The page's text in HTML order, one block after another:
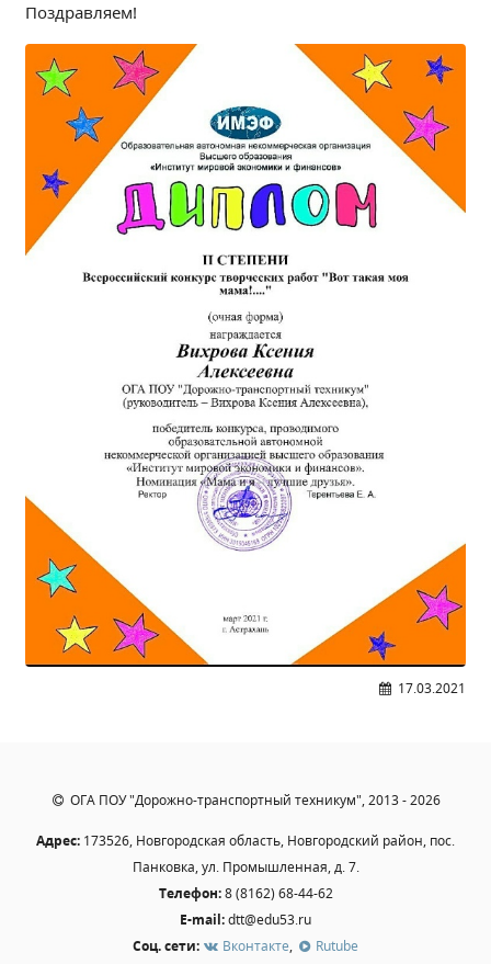
Профориентация
Обращения онлайн
Контакты
Региональный центр по профилактике ДДТТ
Учебно-производственный комплекс
Центр карьеры
Противодействие коррупции
Всероссийское чемпионатное движение
Региональная инновационная площадка
СВЕДЕНИЯ ОБ ОБРАЗОВАТЕЛЬНОЙ ОРГАНИЗАЦИИ
Основные сведения
Структура и органы управления образовательной
организацией
Документы
Образование
Образовательные стандарты и требования
Руководство
Педагогический состав
Материально-техническое обеспечение и
оснащенность образовательного процесса.
Доступная среда
Стипендии и меры поддержки обучающихся
Вакантные места для приёма (перевода)
Организация питания в образовательной
УЧЕБНАЯ РАБОТА
Поздравляем!
17.03.2021
ОГА ПОУ "Дорожно-транспортный техникум", 2013 - 2026
Адрес: 173526, Новгородская область, Новгородский район, пос.
Панковка, ул. Промышленная, д. 7.
Телефон:8 (8162) 68-44-62
E-mail:dtt@edu53.ru
Соц. сети:
Вконтакте,
Rutube